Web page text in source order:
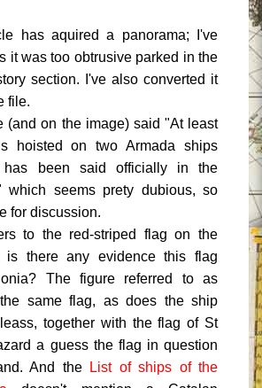
has aquired a panorama; I've
it was too obtrusive parked in the
section. I've also converted it
file.
(and on the image) said "At least
hoisted on two Armada ships
been said officially in the
which seems prety dubious, so
for discussion.
to the red-striped flag on the
is there any evidence this flag
The figure referred to as
same flag, as does the ship
together with the flag of St
a guess the flag in question
And the
List of ships of the